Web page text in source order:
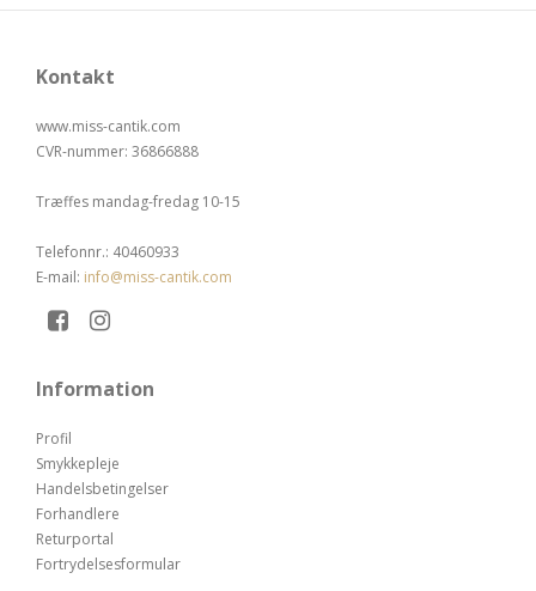
Kontakt
www.miss-cantik.com
CVR-nummer: 36866888
Træffes mandag-fredag 10-15
Telefonnr.: 40460933
E-mail: info@miss-cantik.com
Information
Profil
Smykkepleje
Handelsbetingelser
Forhandlere
Returportal
Fortrydelsesformular